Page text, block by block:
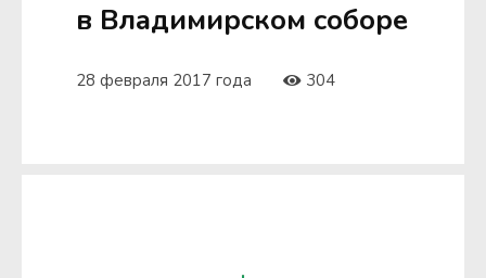
в Владимирском соборе
28 февраля 2017 года 304